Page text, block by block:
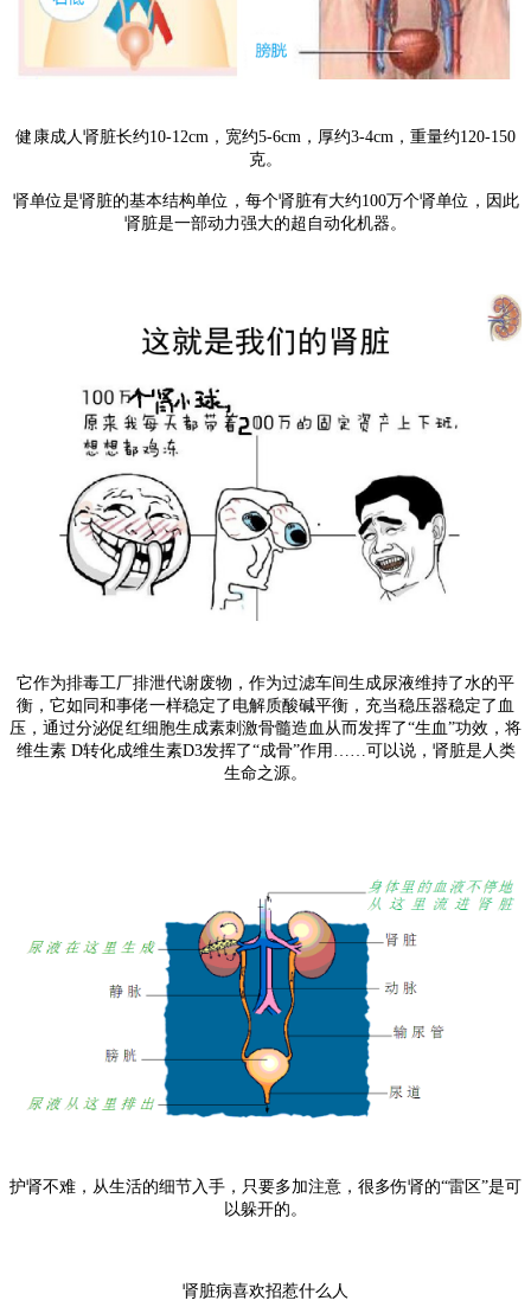
健康成人肾脏长约10-12cm，宽约5-6cm，厚约3-4cm，重量约120-150
克。
肾单位是肾脏的基本结构单位，每个肾脏有大约100万个肾单位，因此
肾脏是一部动力强大的超自动化机器。
它作为排毒工厂排泄代谢废物，作为过滤车间生成尿液维持了水的平
衡，它如同和事佬一样稳定了电解质酸碱平衡，充当稳压器稳定了血
压，通过分泌促红细胞生成素刺激骨髓造血从而发挥了“生血”功效，将
维生素 D转化成维生素D3发挥了“成骨”作用……可以说，肾脏是人类
生命之源。
护肾不难，从生活的细节入手，只要多加注意，很多伤肾的“雷区”是可
以躲开的。
肾脏病喜欢招惹什么人